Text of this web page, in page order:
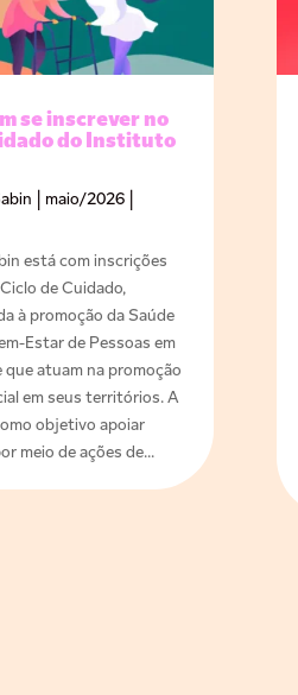
se inscrever no
do Instituto
maio/2026
está com inscrições
de Cuidado,
à promoção da Saúde
Estar de Pessoas em
que atuam na promoção
em seus territórios. A
objetivo apoiar
meio de ações de...